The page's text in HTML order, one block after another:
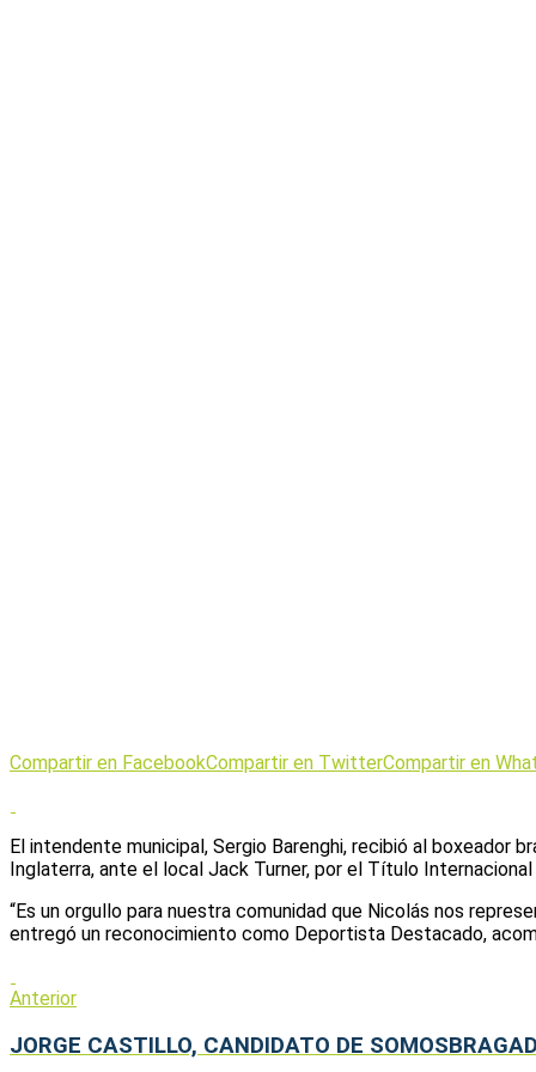
Compartir en FacebookCompartir en TwitterCompartir en
El intendente municipal, Sergio Barenghi, recibió al boxeador
Inglaterra, ante el local Jack Turner, por el Título Internacional
“Es un orgullo para nuestra comunidad que Nicolás nos
entregó un reconocimiento como Deportista Destacado,
Anterior
JORGE CASTILLO, CANDIDATO DE